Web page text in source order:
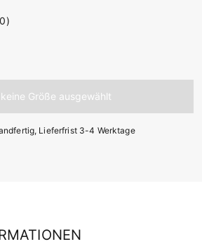
Lieferfrist 3-4 Werktage